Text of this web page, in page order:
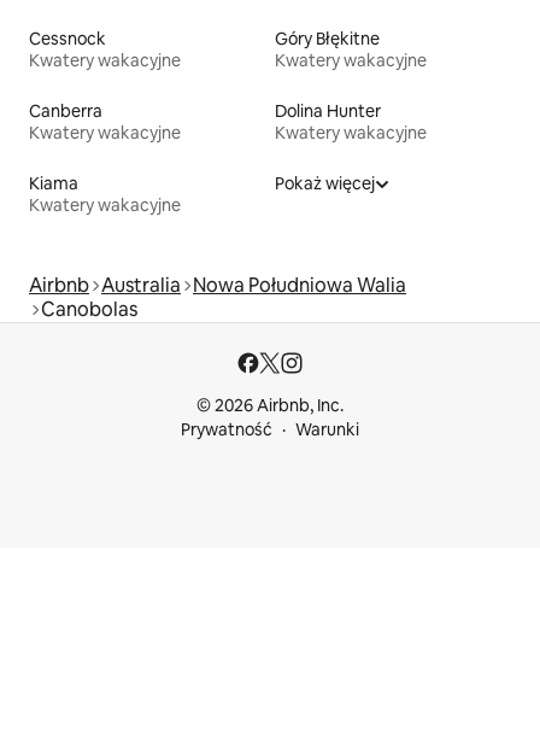
Cessnock
Kwatery wakacyjne
Góry Błękitne
Kwatery wakacyjne
Canberra
Kwatery wakacyjne
Dolina Hunter
Kwatery wakacyjne
Kiama
Kwatery wakacyjne
Pokaż więcej
Airbnb Australia Nowa Południowa Walia
Canobolas
© 2026 Airbnb, Inc.
Prywatność
Warunki